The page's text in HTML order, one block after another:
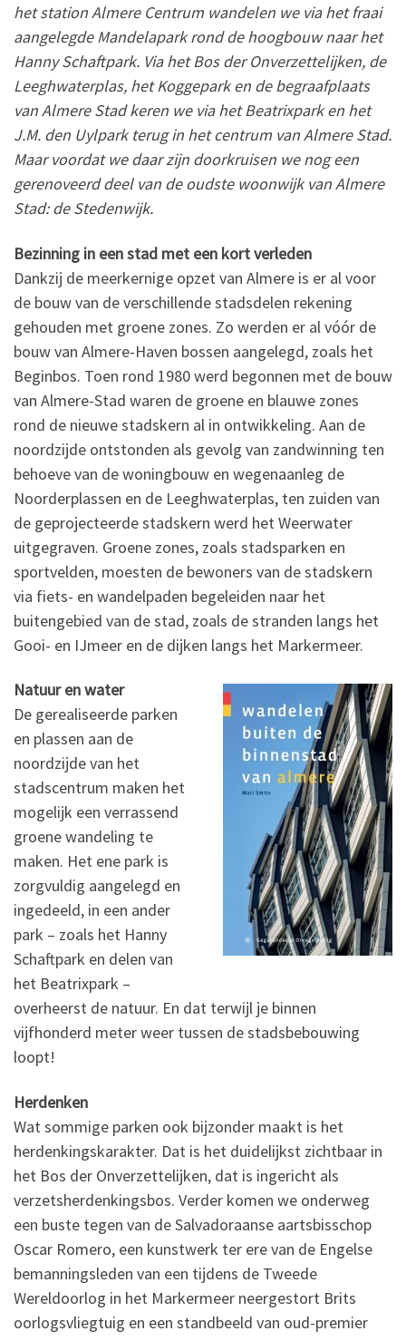
het station Almere Centrum wandelen we via het fraai
aangelegde Mandelapark rond de hoogbouw naar het
Hanny Schaftpark. Via het Bos der Onverzettelijken, de
Leeghwaterplas, het Koggepark en de begraafplaats
van Almere Stad keren we via het Beatrixpark en het
J.M. den Uylpark terug in het centrum van Almere Stad.
Maar voordat we daar zijn doorkruisen we nog een
gerenoveerd deel van de oudste woonwijk van Almere
Stad: de Stedenwijk.
Bezinning in een stad met een kort verleden
Dankzij de meerkernige opzet van Almere is er al voor
de bouw van de verschillende stadsdelen rekening
gehouden met groene zones. Zo werden er al vóór de
bouw van Almere-Haven bossen aangelegd, zoals het
Beginbos. Toen rond 1980 werd begonnen met de bouw
van Almere-Stad waren de groene en blauwe zones
rond de nieuwe stadskern al in ontwikkeling. Aan de
noordzijde ontstonden als gevolg van zandwinning ten
behoeve van de woningbouw en wegenaanleg de
Noorderplassen en de Leeghwaterplas, ten zuiden van
de geprojecteerde stadskern werd het Weerwater
uitgegraven. Groene zones, zoals stadsparken en
sportvelden, moesten de bewoners van de stadskern
via fiets- en wandelpaden begeleiden naar het
buitengebied van de stad, zoals de stranden langs het
Gooi- en IJmeer en de dijken langs het Markermeer.
Natuur en water
De gerealiseerde parken
en plassen aan de
noordzijde van het
stadscentrum maken het
mogelijk een verrassend
groene wandeling te
maken. Het ene park is
zorgvuldig aangelegd en
ingedeeld, in een ander
park – zoals het Hanny
Schaftpark en delen van
het Beatrixpark –
overheerst de natuur. En dat terwijl je binnen
vijfhonderd meter weer tussen de stadsbebouwing
loopt!
Herdenken
Wat sommige parken ook bijzonder maakt is het
herdenkingskarakter. Dat is het duidelijkst zichtbaar in
het Bos der Onverzettelijken, dat is ingericht als
verzetsherdenkingsbos. Verder komen we onderweg
een buste tegen van de Salvadoraanse aartsbisschop
Oscar Romero, een kunstwerk ter ere van de Engelse
bemanningsleden van een tijdens de Tweede
Wereldoorlog in het Markermeer neergestort Brits
oorlogsvliegtuig en een standbeeld van oud-premier